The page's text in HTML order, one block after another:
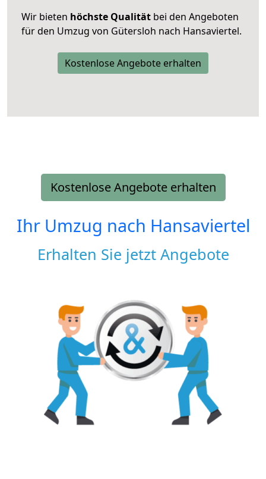
Wir bieten höchste Qualität bei den Angeboten
für den Umzug von Gütersloh nach Hansaviertel.
Kostenlose Angebote erhalten
Kostenlose Angebote erhalten
Ihr Umzug nach Hansaviertel
Erhalten Sie jetzt Angebote